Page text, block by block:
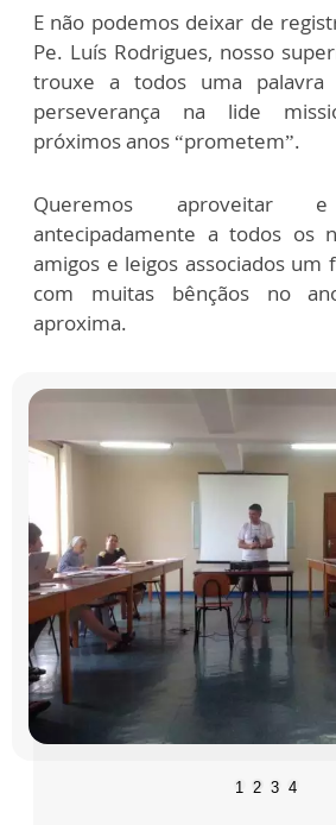
E não podemos deixar de
Pe. Luís Rodrigues, nosso
trouxe a todos uma
perseverança na lide
próximos anos “prometem”.
Queremos
antecipadamente a todos os
amigos e leigos associados um
com muitas bênçãos no
aproxima.
1 2 3 4